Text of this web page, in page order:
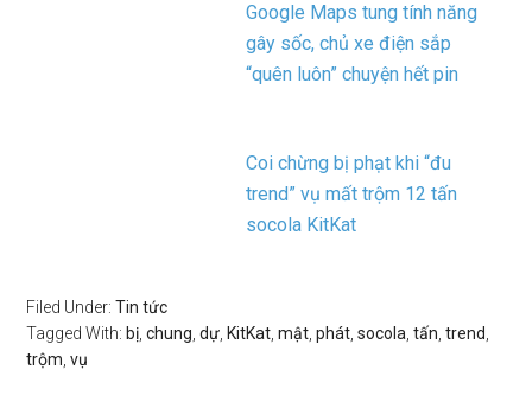
Google Maps tung tính năng
gây sốc, chủ xe điện sắp
“quên luôn” chuyện hết pin
Coi chừng bị phạt khi “đu
trend” vụ mất trộm 12 tấn
socola KitKat
Filed Under:Tin tức
Tagged With: bị ,chung ,dự KitKat ,mật ,phát ,socola ,tấn ,trend
trộm ,vụ